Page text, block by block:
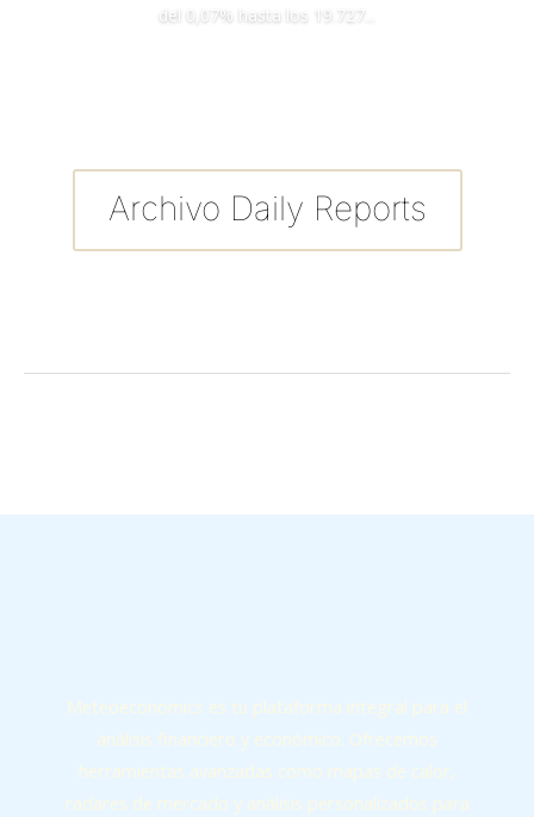
del 0,07% hasta los 19.727...
Archivo Daily Reports
Meteoeconomics es tu plataforma integral para el
análisis financiero y económico. Ofrecemos
herramientas avanzadas como mapas de calor,
radares de mercado y análisis personalizados para